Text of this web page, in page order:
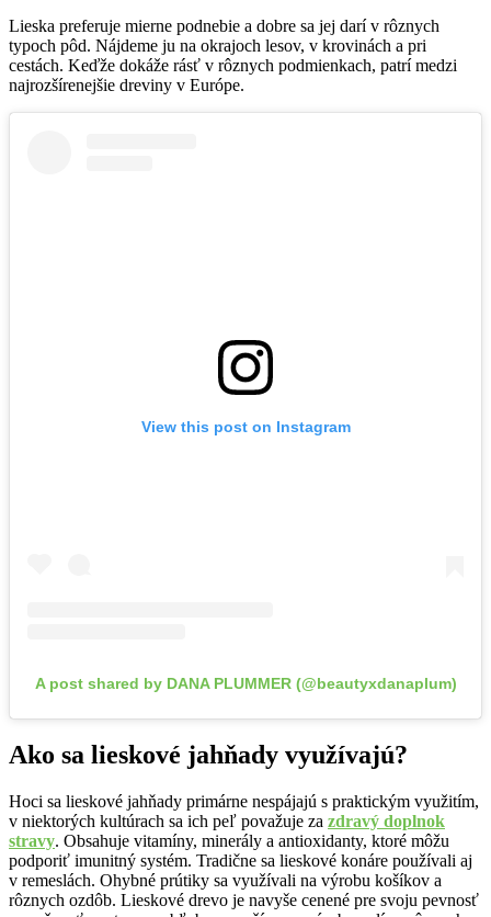
Lieska preferuje mierne podnebie a dobre sa jej darí v rôznych
typoch pôd. Nájdeme ju na okrajoch lesov, v krovinách a pri
cestách. Keďže dokáže rásť v rôznych podmienkach, patrí medzi
najrozšírenejšie dreviny v Európe.
View this post on Instagram
A post shared by DANA PLUMMER (@beautyxdanaplum)
Ako sa lieskové jahňady využívajú?
Hoci sa lieskové jahňady primárne nespájajú s praktickým využitím,
v niektorých kultúrach sa ich peľ považuje za zdravý doplnok
stravy. Obsahuje vitamíny, minerály a antioxidanty, ktoré môžu
podporiť imunitný systém. Tradične sa lieskové konáre používali aj
v remeslách. Ohybné prútiky sa využívali na výrobu košíkov a
rôznych ozdôb. Lieskové drevo je navyše cenené pre svoju pevnosť